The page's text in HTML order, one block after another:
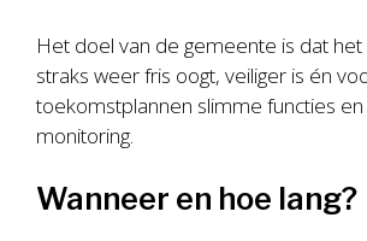
Het doel van de gemeente is dat
straks weer fris oogt, veiliger is én
toekomstplannen slimme functies
monitoring.
Wanneer en hoe lang?